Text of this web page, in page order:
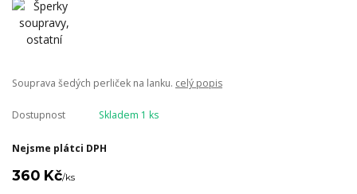
Souprava šedých perliček na lanku. celý popis
Dostupnost Skladem 1 ks
Nejsme plátci DPH
360 Kč/ks